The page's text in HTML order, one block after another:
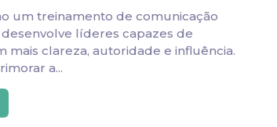
um treinamento de comunicação
líderes capazes de
mais clareza, autoridade e influência.
a...